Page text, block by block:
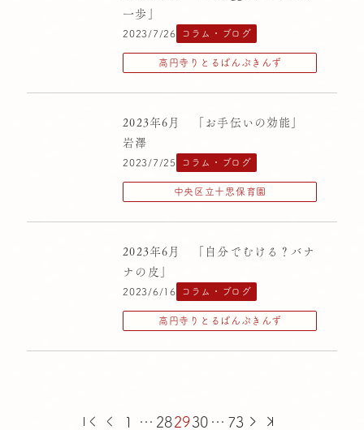
西原りとるぱんぷきんず
高円寺りとるぱんぷきんず
一歩」
2023/7/26 コラム・ブログ
高円寺りとるぱんぷきんず
2023年6月 「お手伝いの効能」
岩澤
2023/7/25 コラム・ブログ
中央区立十思保育園
2023年6月 「自分でむける？バナ
ナの皮」
2023/6/16 コラム・ブログ
高円寺りとるぱんぷきんず
1 … 2829 30 … 73